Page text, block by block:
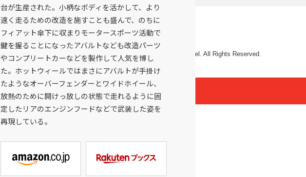
台が生産された。小柄なボディを活かして、より
速く走るための改造を施すことも盛んで、のちに
フィアット傘下に収まりモータースポーツ活動で
鍵を握ることになったアバルトなども改造パーツ
やコンプリートカーなどを製作して人気を博し
た。ホットウィールではまさにアバルトが手掛け
たようなオーバーフェンダーとワイドホイール、
放熱のために開けっ放しの状態で走れるように固
定したリアのエンジンフードなどで武装した姿を
再現している。
© 2026 Mattel. All Rights Reserved.